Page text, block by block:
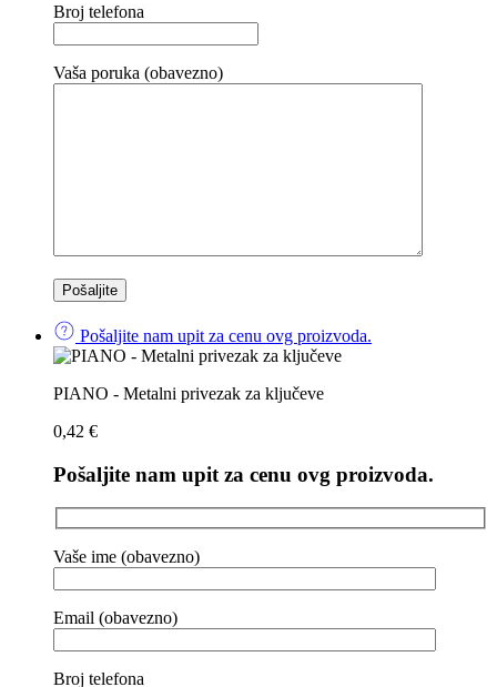
Broj telefona
Vaša poruka (obavezno)
Pošaljite nam upit za cenu ovg proizvoda.
PIANO - Metalni privezak za ključeve
0,42 €
Pošaljite nam upit za cenu ovg proizvoda.
Vaše ime (obavezno)
Email (obavezno)
Broj telefona